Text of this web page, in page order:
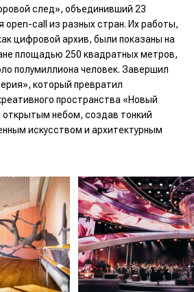
след», объединивший 23
open-call из разных стран. Их работы,
цифровой архив, были показаны на
площадью 250 квадратных метров,
полумиллиона человек. Завершил
который превратил
пространства «Новый
небом, создав тонкий
искусством и архитектурным